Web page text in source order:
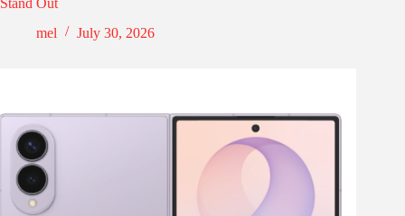
Stand Out
mel
July 30, 2026